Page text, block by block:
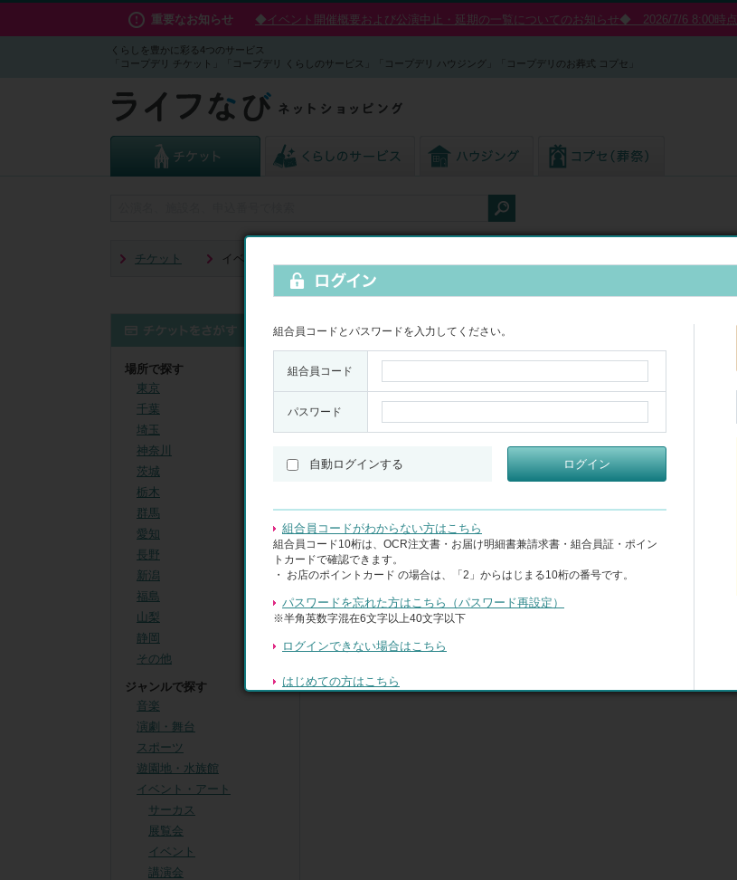
重要なお知らせ ◆イベント開催概要および公演中止・延期の一覧についてのお知らせ◆ 2026/7/6 8:00時点
くらしを豊かに彩る4つのサービス
「コープデリ チケット」「コープデリ くらしのサービス」「コープデリ ハウジング」「コープデリのお葬式 コプセ」
チケット イベント・アート
イベント・アート
表示順： 人気順 価格が安い順 価格が高い順
絞り込み： すべて 抽選 抽選以外 レビューあり
場所で探す
東京
千葉
埼玉
神奈川
茨城
栃木
群馬
愛知
長野
新潟
福島
山梨
静岡
その他
ジャンルで探す
音楽
演劇・舞台
スポーツ
遊園地・水族館
イベント・アート
サーカス
展覧会
イベント
講演会
組合員コードとパスワードを入力してください。
組合員コード
パスワード
自動ログインする ログイン
組合員コードがわからない方はこちら
組合員コード10桁は、OCR注文書・お届け明細書兼請求書・組合員証・ポイン
トカードで確認できます。
・ お店のポイントカード の場合は、「2」からはじまる10桁の番号です。
パスワードを忘れた方はこちら（パスワード再設定）
※半角英数字混在6文字以上40文字以下
ログインできない場合はこちら
はじめての方はこちら